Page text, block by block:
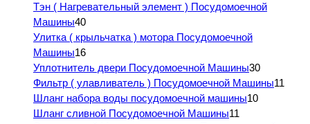
Тэн ( Нагревательный элемент ) Посудомоечной
Машины40
Улитка ( крыльчатка ) мотора Посудомоечной
Машины16
Уплотнитель двери Посудомоечной Машины30
Фильтр ( улавливатель ) Посудомоечной Машины11
Шланг набора воды посудомоечной машины10
Шланг сливной Посудомоечной Машины11